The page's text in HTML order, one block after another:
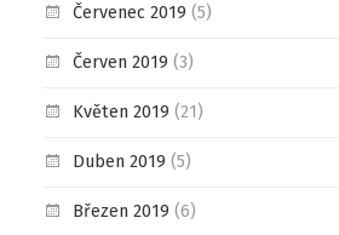
Červenec 2019 (5)
Červen 2019 (3)
Květen 2019 (21)
Duben 2019 (5)
Březen 2019 (6)